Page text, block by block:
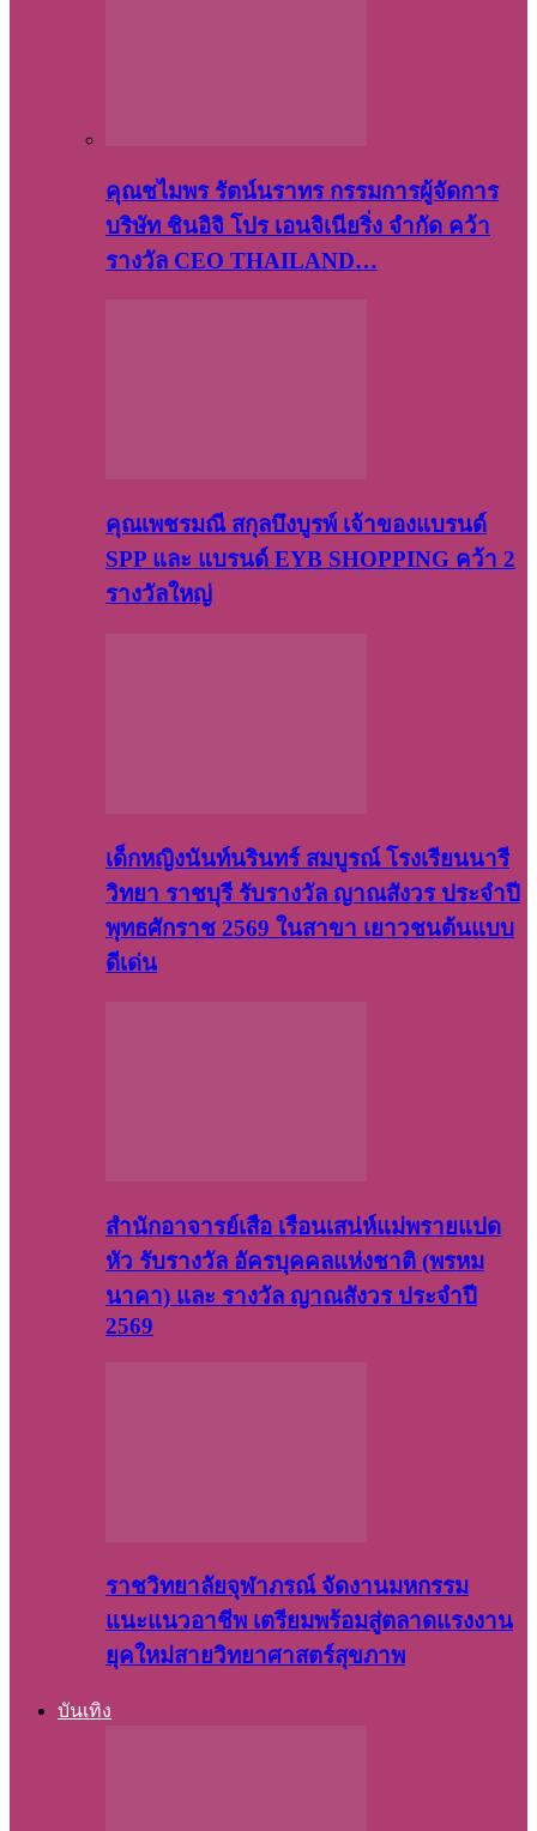
คุณชไมพร​ รัตน์​นรา​ทร​ กรรมการ​ผู้จัดการ
บริษัท​ ชินอิจิ​ โปร​ เอน​จิเนีย​ริ่ง​ จำกัด คว้า
รางวัล CEO THAILAND…
คุณเพชรมณี สกุลบึงบูรพ์ เจ้าของแบรนด์
SPP และ แบรนด์ EYB SHOPPING คว้า 2
รางวัลใหญ่
เด็กหญิงนันท์นรินทร์ สมบูรณ์ โรงเรียนนารี
วิทยา ราชบุรี รับรางวัล ญาณสังวร ประจำปี
พุทธศักราช 2569 ในสาขา เยาวชนต้นแบบ
ดีเด่น
สำนักอาจารย์เสือ เรือนเสน่ห์แม่พรายแปด
หัว รับรางวัล อัครบุคคลแห่งชาติ (พรหม
นาคา) และ รางวัล ญาณสังวร ประจำปี
2569
ราชวิทยาลัยจุฬาภรณ์ จัดงานมหกรรม
แนะแนวอาชีพ เตรียมพร้อมสู่ตลาดแรงงาน
ยุคใหม่สายวิทยาศาสตร์สุขภาพ
บันเทิง